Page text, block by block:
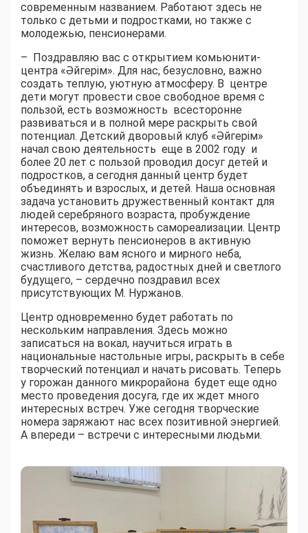
современным названием. Работают здесь не
только с детьми и подростками, но также с
молодежью, пенсионерами.
– Поздравляю вас с открытием комьюнити-
центра «Әйгерім». Для нас, безусловно, важно
создать теплую, уютную атмосферу. В центре
дети могут провести свое свободное время с
пользой, есть возможность всесторонне
развиваться и в полной мере раскрыть свой
потенциал. Детский дворовый клуб «Әйгерім»
начал свою деятельность еще в 2002 году и
более 20 лет с пользой проводил досуг детей и
подростков, а сегодня данный центр будет
объединять и взрослых, и детей. Наша основная
задача установить дружественный контакт для
людей серебряного возраста, пробуждение
интересов, возможность самореализации. Центр
поможет вернуть пенсионеров в активную
жизнь. Желаю вам ясного и мирного неба,
счастливого детства, радостных дней и светлого
будущего, – сердечно поздравил всех
присутствующих М. Нуржанов.
Центр одновременно будет работать по
нескольким направления. Здесь можно
записаться на вокал, научиться играть в
национальные настольные игры, раскрыть в себе
творческий потенциал и начать рисовать. Теперь
у горожан данного микрорайона будет еще одно
место проведения досуга, где их ждет много
интересных встреч. Уже сегодня творческие
номера заряжают нас всех позитивной энергией.
А впереди – встречи с интересными людьми.